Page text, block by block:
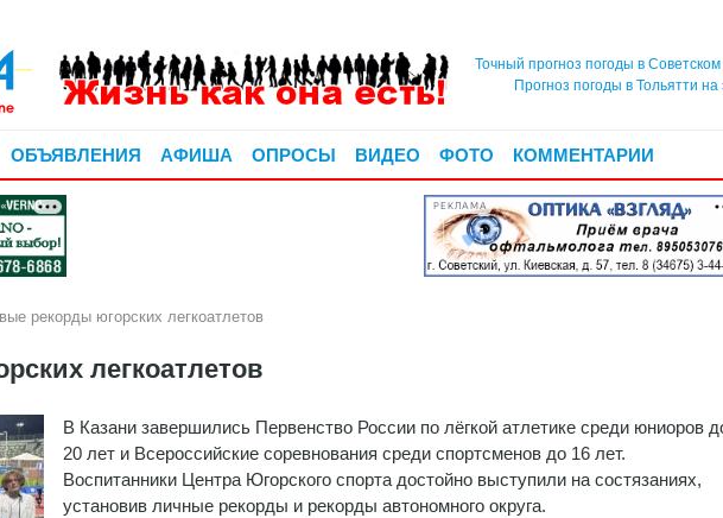
Точный прогноз погоды в
Прогноз погоды в Тольятти на
ОБЪЯВЛЕНИЯ АФИША ОПРОСЫ ВИДЕО ФОТО КОММЕНТАРИИ
РЕКЛАМА
рекорды югорских легкоатлетов
легкоатлетов
В Казани завершились Первенство России по лёгкой атлетике среди юниоров
20 лет и Всероссийские соревнования среди спортсменов до 16 лет.
Воспитанники Центра Югорского спорта достойно выступили на состязаниях,
установив личные рекорды и рекорды автономного округа.